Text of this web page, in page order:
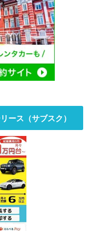
ース（サブスク）